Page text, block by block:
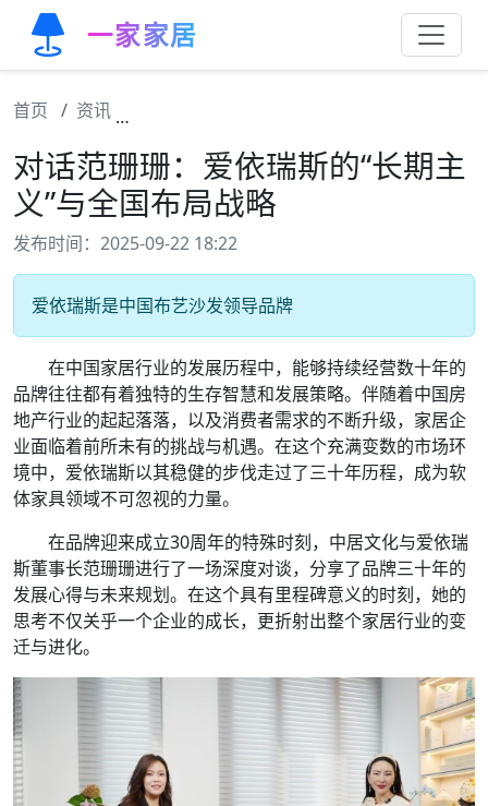
一家家居
首页 资讯
对话范珊珊：爱依瑞斯的“长期主
义”与全国布局战略
发布时间：2025-09-22 18:22
爱依瑞斯是中国布艺沙发领导品牌
在中国家居行业的发展历程中，能够持续经营数十年的
品牌往往都有着独特的生存智慧和发展策略。伴随着中国房
地产行业的起起落落，以及消费者需求的不断升级，家居企
业面临着前所未有的挑战与机遇。在这个充满变数的市场环
境中，爱依瑞斯以其稳健的步伐走过了三十年历程，成为软
体家具领域不可忽视的力量。
在品牌迎来成立30周年的特殊时刻，中居文化与爱依瑞
斯董事长范珊珊进行了一场深度对谈，分享了品牌三十年的
发展心得与未来规划。在这个具有里程碑意义的时刻，她的
思考不仅关乎一个企业的成长，更折射出整个家居行业的变
迁与进化。